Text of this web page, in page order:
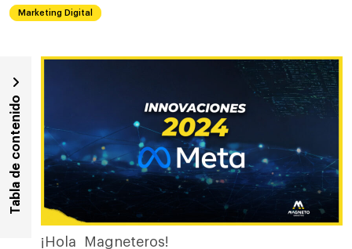
Marketing Digital
Tabla de contenido
¡Hola Magneteros!